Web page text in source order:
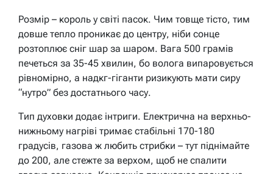
Розмір – король у світі пасок. Чим товще тісто, тим
довше тепло проникає до центру, ніби сонце
розтоплює сніг шар за шаром. Вага 500 грамів
печеться за 35-45 хвилин, бо волога випаровується
рівномірно, а надкг-гіганти ризикують мати сиру
“нутро” без достатнього часу.
Тип духовки додає інтриги. Електрична на верхньо-
нижньому нагріві тримає стабільні 170-180
градусів, газова ж любить стрибки – тут піднімайте
до 200, але стежте за верхом, щоб не спалити